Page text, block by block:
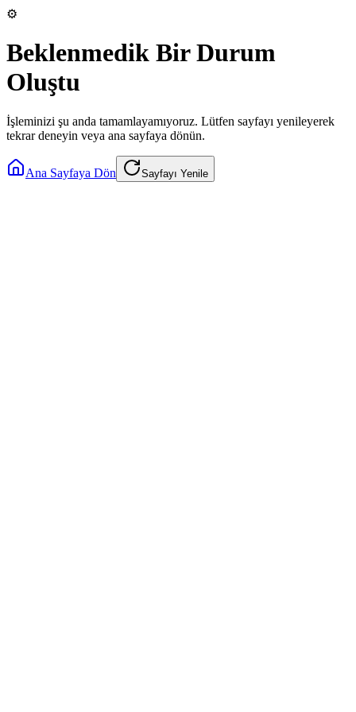
⚙️
Beklenmedik Bir Durum
Oluştu
İşleminizi şu anda tamamlayamıyoruz. Lütfen sayfayı yenileyerek
tekrar deneyin veya ana sayfaya dönün.
Ana Sayfaya Dön Sayfayı Yenile